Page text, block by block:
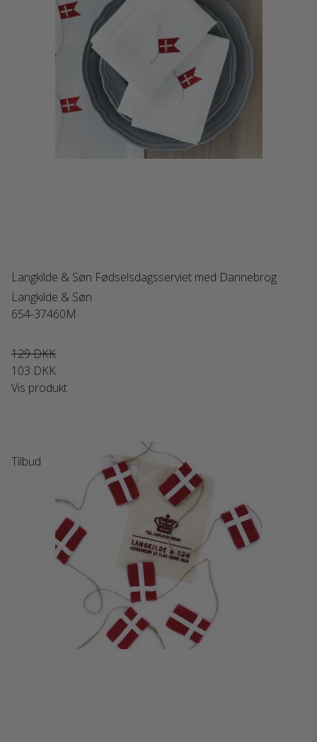
Langkilde & Søn Fødselsdagsserviet med Dannebrog
Langkilde & Søn
654-37460M
129 DKK
103 DKK
Vis produkt
Tilbud